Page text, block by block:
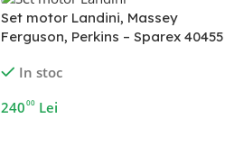
Set motor Landini, Massey
Ferguson, Perkins – Sparex 40455
In stoc
240 00 Lei